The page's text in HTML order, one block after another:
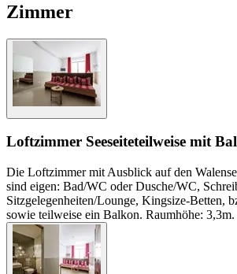
Zimmer
Loftzimmer Seeseiteteilweise mit
Die Loftzimmer mit Ausblick auf den
sind eigen: Bad/WC oder Dusche/WC,
Sitzgelegenheiten/Lounge, Kingsize-Betten,
sowie teilweise ein Balkon. Raumhöhe: 3,3m.